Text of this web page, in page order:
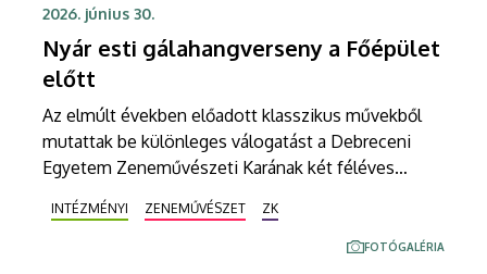
2026. június 30.
Nyár esti gálahangverseny a Főépület
előtt
Az elmúlt években előadott klasszikus művekből
mutattak be különleges válogatást a Debreceni
Egyetem Zeneművészeti Karának két féléves
részismereti képzését folytató, valamint a komplex
énekes előadói gyakorlat második tanévét teljesítő
INTÉZMÉNYI ZENEMŰVÉSZET ZK
FOTÓGALÉRIA